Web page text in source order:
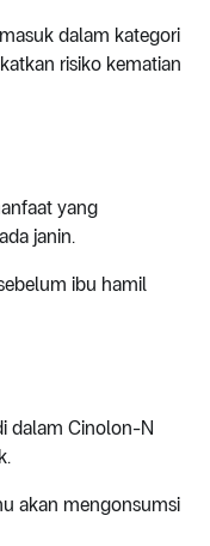
dalam kategori
risiko kematian
yang
janin.
ibu hamil
dalam Cinolon-N
akan mengonsumsi